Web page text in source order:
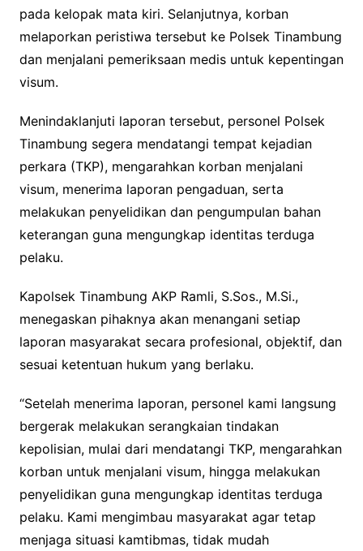
pada kelopak mata kiri. Selanjutnya, korban
melaporkan peristiwa tersebut ke Polsek Tinambung
dan menjalani pemeriksaan medis untuk kepentingan
visum.
Menindaklanjuti laporan tersebut, personel Polsek
Tinambung segera mendatangi tempat kejadian
perkara (TKP), mengarahkan korban menjalani
visum, menerima laporan pengaduan, serta
melakukan penyelidikan dan pengumpulan bahan
keterangan guna mengungkap identitas terduga
pelaku.
Kapolsek Tinambung AKP Ramli, S.Sos., M.Si.,
menegaskan pihaknya akan menangani setiap
laporan masyarakat secara profesional, objektif, dan
sesuai ketentuan hukum yang berlaku.
“Setelah menerima laporan, personel kami langsung
bergerak melakukan serangkaian tindakan
kepolisian, mulai dari mendatangi TKP, mengarahkan
korban untuk menjalani visum, hingga melakukan
penyelidikan guna mengungkap identitas terduga
pelaku. Kami mengimbau masyarakat agar tetap
menjaga situasi kamtibmas, tidak mudah